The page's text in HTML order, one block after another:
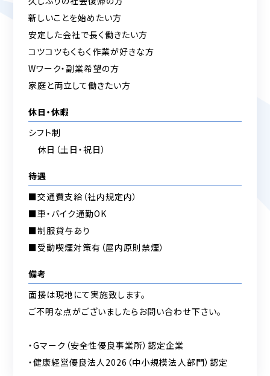
新しいことを始めたい方
安定した会社で長く働きたい方
コツコツもくもく作業が好きな方
Wワーク・副業希望の方
家庭と両立して働きたい方
休日・休暇
シフト制
休日（土日・祝日）
待遇
■交通費支給（社内規定内）
■車・バイク通勤OK
■制服貸与あり
■受動喫煙対策有（屋内原則禁煙）
備考
面接は現地にて実施致します。
ご不明な点がございましたらお問い合わせ下さい。
・Gマーク（安全性優良事業所）認定企業
・健康経営優良法人2026（中小規模法人部門）認定